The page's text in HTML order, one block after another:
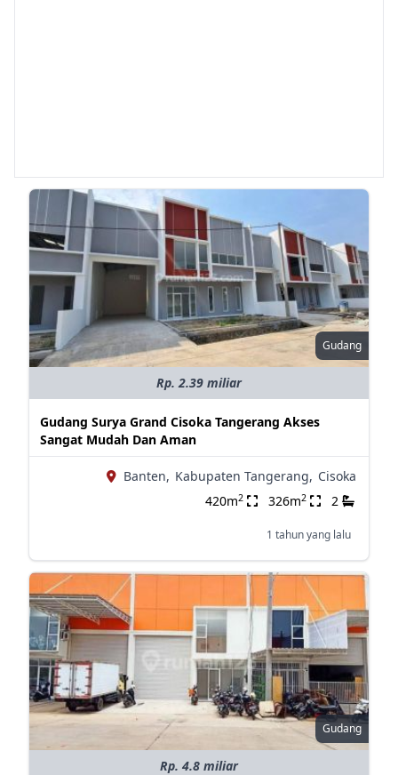
Gudang
Rp. 2.39 miliar
Gudang Surya Grand Cisoka Tangerang Akses
Sangat Mudah Dan Aman
Banten, Kabupaten Tangerang, Cisoka
420m2 326m2 2
1 tahun yang lalu
Gudang
Rp. 4.8 miliar